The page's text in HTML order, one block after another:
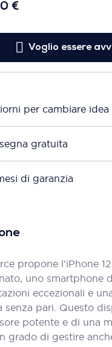
€
Voglio essere
per cambiare idea
gratuita
di garanzia
propone l'iPhone
uno smartphone
eccezionali e
senza pari. Questo
potente e di una
grado di gestire